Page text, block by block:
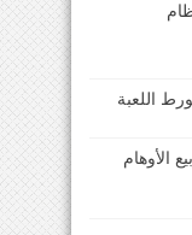
اللعبة
الأوهام